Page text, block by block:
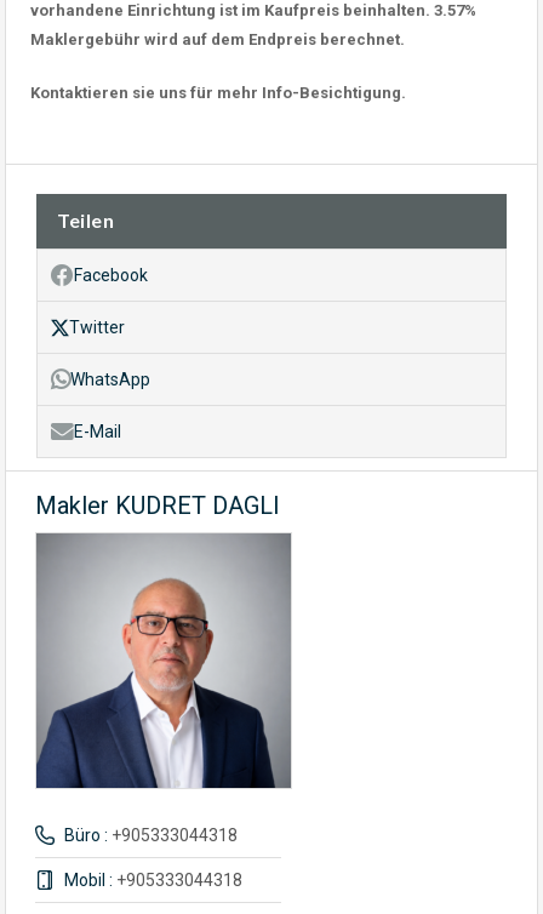
vorhandene Einrichtung ist im Kaufpreis beinhalten. 3.57%
Maklergebühr wird auf dem Endpreis berechnet.
Kontaktieren sie uns für mehr Info-Besichtigung.
Teilen
Facebook
Twitter
WhatsApp
E-Mail
Makler KUDRET DAGLI
Büro : +905333044318
Mobil : +905333044318